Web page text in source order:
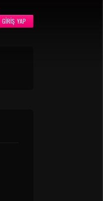
GIRIŞ YAP